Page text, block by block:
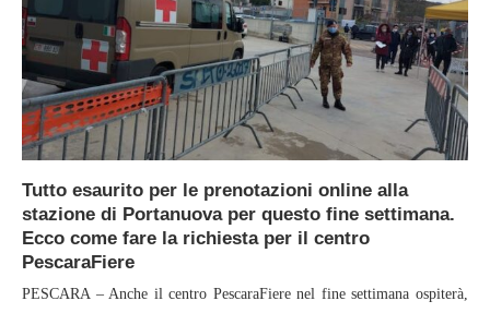
Tutto esaurito per le prenotazioni online alla
stazione di Portanuova per questo fine settimana.
Ecco come fare la richiesta per il centro
PescaraFiere
PESCARA – Anche il centro PescaraFiere nel fine settimana ospiterà,